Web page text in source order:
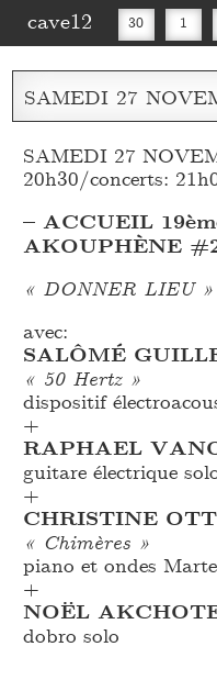
cave12 30 1
16 20
SAMEDI 27
SAMEDI 27
20h30/concerts:
– ACCUEIL
AKOUPHÈNE
« DONNER LIEU »
avec:
SALÔMÉ
« 50 Hertz »
dispositif
+
RAPHAEL
guitare électrique
+
CHRISTINE OTT
« Chimères »
piano et ondes
+
NOËL
dobro solo